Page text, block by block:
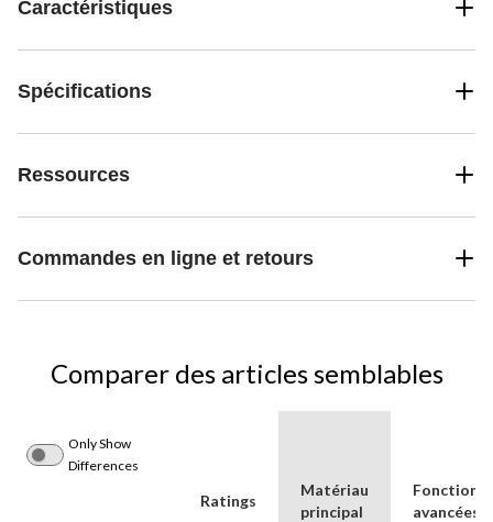
Caractéristiques
Spécifications
Ressources
Commandes en ligne et retours
Comparer des articles semblables
Only Show
Differences
Ratings
Matériau
principal
avancées